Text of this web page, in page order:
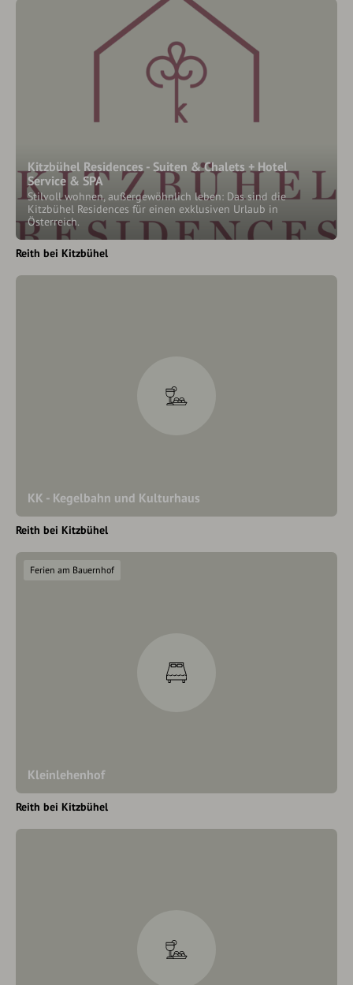
Kitzbühel Residences - Suiten & Chalets + Hotel
Service & SPA
Stilvoll wohnen, außergewöhnlich leben: Das sind die
Kitzbühel Residences für einen exklusiven Urlaub in
Österreich.
Reith bei Kitzbühel
KK - Kegelbahn und Kulturhaus
Reith bei Kitzbühel
Kleinlehenhof
Ferien am Bauernhof
Reith bei Kitzbühel